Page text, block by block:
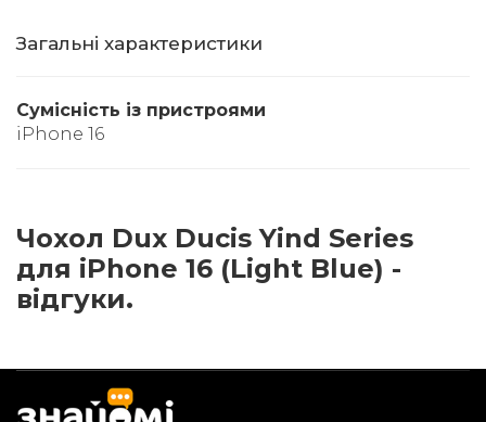
Загальні характеристики
Сумісність із пристроями
iPhone 16
Чохол Dux Ducis Yind Series
для iPhone 16 (Light Blue) -
відгуки.